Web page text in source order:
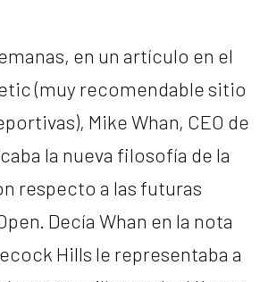
en un artículo en el
(muy recomendable sitio
Mike Whan, CEO de
la nueva filosofía de la
respecto a las futuras
Decía Whan en la nota
Hills le representaba a